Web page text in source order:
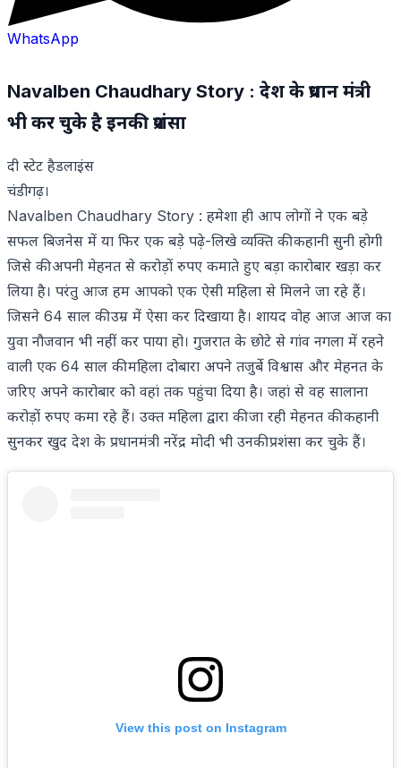
WhatsApp
Navalben Chaudhary Story : देश के प्रधान मंत्री
भी कर चुके है इनकी प्रशंसा
दी स्टेट हैडलाइंस
चंडीगढ़।
Navalben Chaudhary Story : हमेशा ही आप लोगों ने एक बड़े
सफल बिजनेस में या फिर एक बड़े पढ़े-लिखे व्यक्ति की कहानी सुनी होगी
जिसे की अपनी मेहनत से करोड़ों रुपए कमाते हुए बड़ा कारोबार खड़ा कर
लिया है। परंतु आज हम आपको एक ऐसी महिला से मिलने जा रहे हैं।
जिसने 64 साल की उम्र में ऐसा कर दिखाया है। शायद वोह आज आज का
युवा नौजवान भी नहीं कर पाया हो। गुजरात के छोटे से गांव नगला में रहने
वाली एक 64 साल की महिला दोबारा अपने तजुर्बे विश्वास और मेहनत के
जरिए अपने कारोबार को वहां तक पहुंचा दिया है। जहां से वह सालाना
करोड़ों रुपए कमा रहे हैं। उक्त महिला द्वारा की जा रही मेहनत की कहानी
सुनकर खुद देश के प्रधानमंत्री नरेंद्र मोदी भी उनकी प्रशंसा कर चुके हैं।
View this post on Instagram